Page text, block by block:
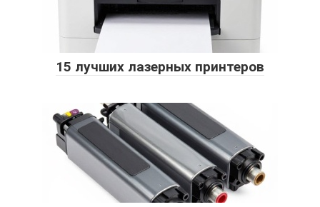
15 лучших лазерных принтеров